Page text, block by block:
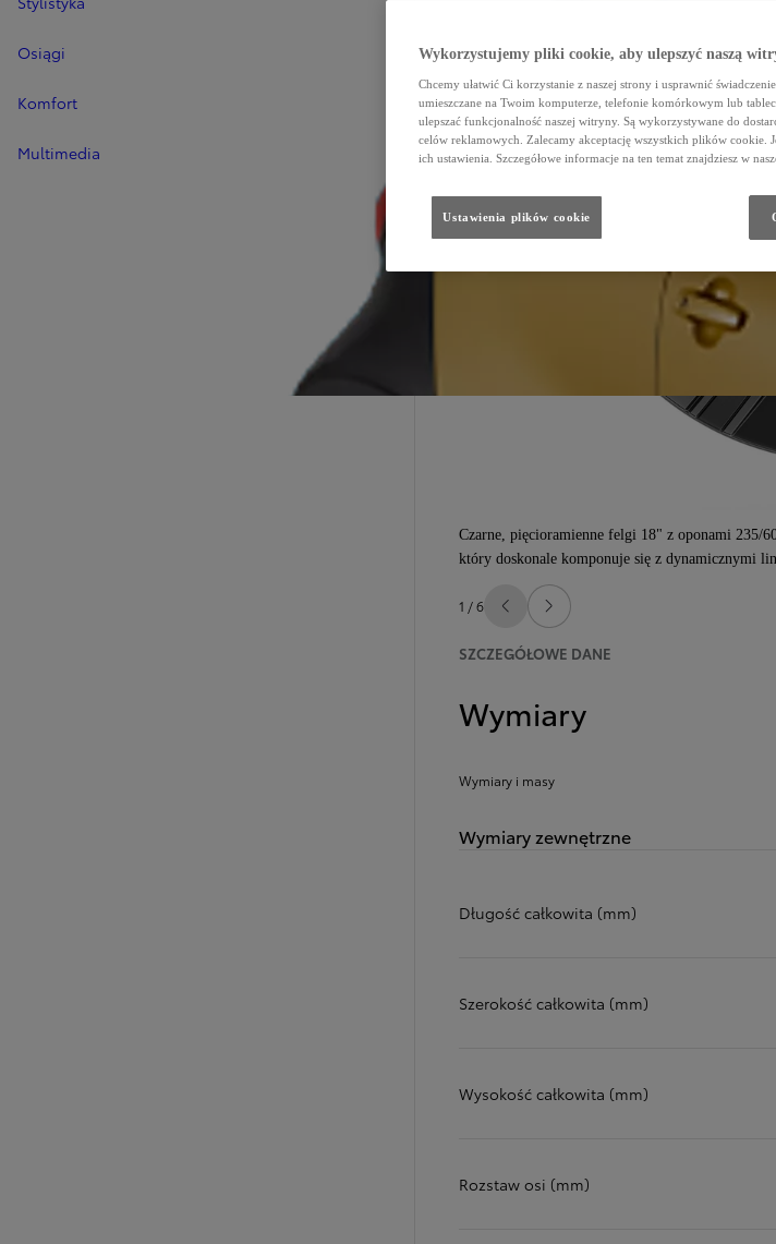
Osiągi
Komfort
Multimedia
Czarne, pięcioramienne felgi 18" z oponami 235/
który doskonale komponuje się z dynamicznymi
1 / 6 PoprzedniNastępny
SZCZEGÓŁOWE DANE
Wymiary
Wymiary i masy
Wymiary zewnętrzne
Długość całkowita (mm)
Szerokość całkowita (mm)
Wysokość całkowita (mm)
Rozstaw osi (mm)
Wykorzystujemy pliki cookie, aby ulepszyć naszą
Chcemy ułatwić Ci korzystanie z naszej strony i usprawnić
umieszczane na Twoim komputerze, telefonie komórkowym lub
ulepszać funkcjonalność naszej witryny. Są wykorzystywane do
celów reklamowych. Zalecamy akceptację wszystkich plików cookie.
ich ustawienia. Szczegółowe informacje na ten temat znajdziesz w
Ustawienia plików cookie